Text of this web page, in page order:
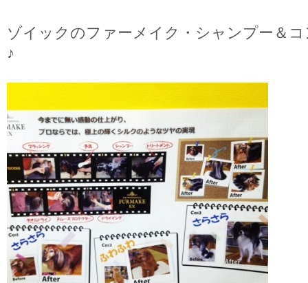
ゾイックのファーメイク・シャンプー＆
♪